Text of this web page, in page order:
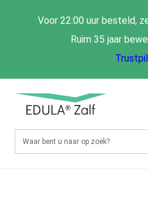
Voor 22:00 uur besteld,
Ruim 35 jaar